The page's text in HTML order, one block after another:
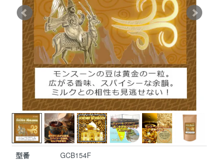
型番
GCB154F